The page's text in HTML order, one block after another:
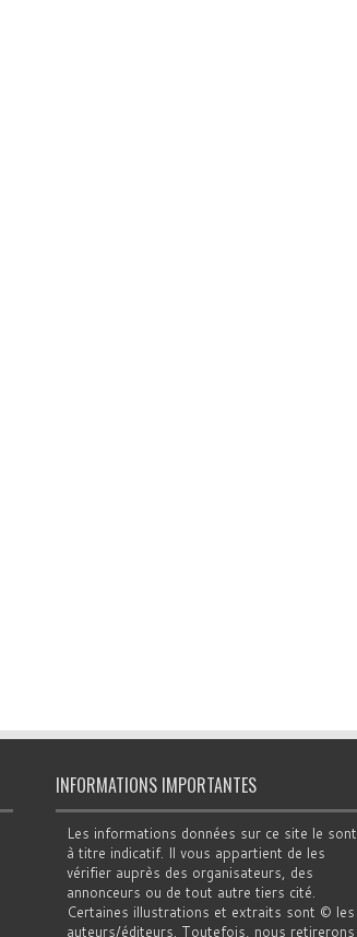
INFORMATIONS IMPORTANTES
Les informations données sur ce site le sont
à titre indicatif. Il vous appartient de les
vérifier auprès des organisateurs, des
annonceurs ou de tout autre tiers cité.
Certaines illustrations et extraits sont © les
auteurs/éditeurs. Toutefois, nous retirerons